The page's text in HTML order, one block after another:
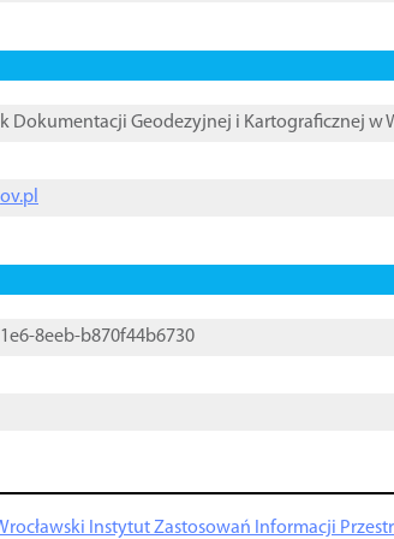
Dokumentacji Geodezyjnej i Kartograficznej w
8eeb-b870f44b6730
Instytut Zastosowań Informacji